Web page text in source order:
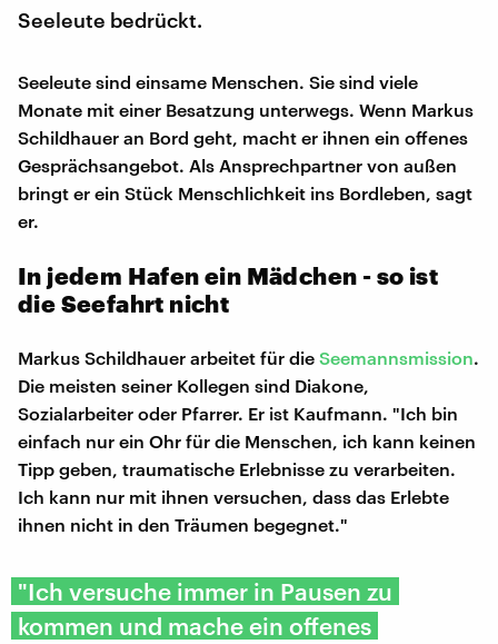
Seeleute bedrückt.
Seeleute sind einsame Menschen. Sie sind viele
Monate mit einer Besatzung unterwegs. Wenn Markus
Schildhauer an Bord geht, macht er ihnen ein offenes
Gesprächsangebot. Als Ansprechpartner von außen
bringt er ein Stück Menschlichkeit ins Bordleben, sagt
er.
In jedem Hafen ein Mädchen - so ist
die Seefahrt nicht
Markus Schildhauer arbeitet für die Seemannsmission.
Die meisten seiner Kollegen sind Diakone,
Sozialarbeiter oder Pfarrer. Er ist Kaufmann. "Ich bin
einfach nur ein Ohr für die Menschen, ich kann keinen
Tipp geben, traumatische Erlebnisse zu verarbeiten.
Ich kann nur mit ihnen versuchen, dass das Erlebte
ihnen nicht in den Träumen begegnet."
"Ich versuche immer in Pausen zu
kommen und mache ein offenes